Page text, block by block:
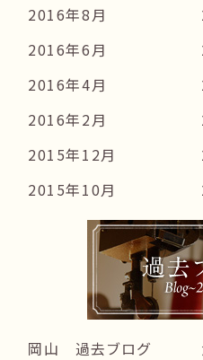
2016年8月
2016年6月
2016年4月
2016年2月
2015年12月
2015年10月
岡山 過去ブログ